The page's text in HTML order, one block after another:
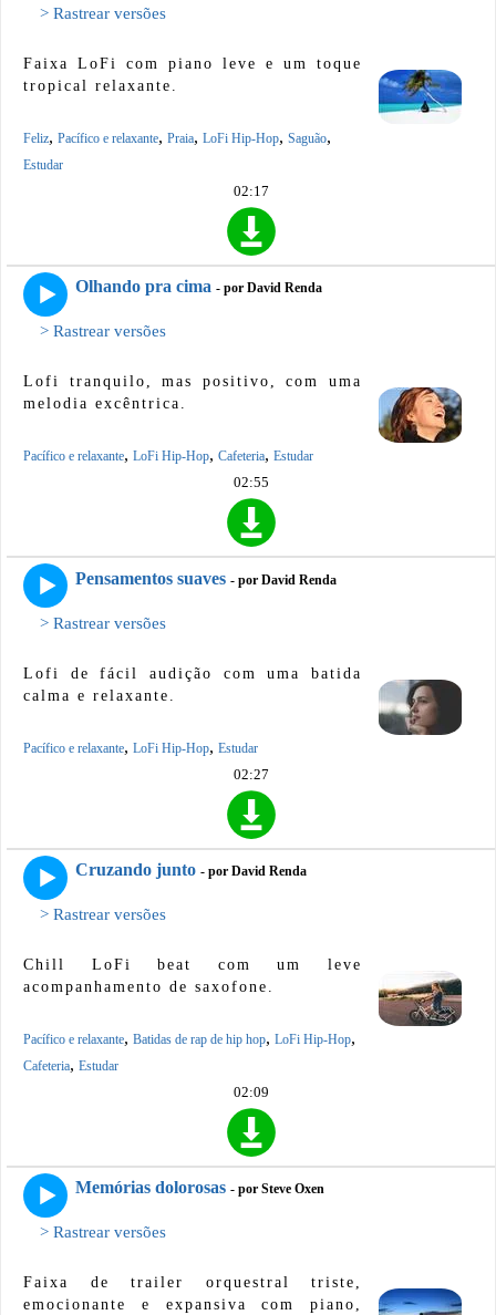
> Rastrear versões
Faixa LoFi com piano leve e um toque
tropical relaxante.
Feliz, Pacífico e relaxante, Praia, LoFi Hip-Hop, Saguão,
Estudar
02:17
Olhando pra cima - por David Renda
> Rastrear versões
Lofi tranquilo, mas positivo, com uma
melodia excêntrica.
Pacífico e relaxante, LoFi Hip-Hop, Cafeteria, Estudar
02:55
Pensamentos suaves - por David Renda
> Rastrear versões
Lofi de fácil audição com uma batida
calma e relaxante.
Pacífico e relaxante, LoFi Hip-Hop, Estudar
02:27
Cruzando junto - por David Renda
> Rastrear versões
Chill LoFi beat com um leve
acompanhamento de saxofone.
Pacífico e relaxante, Batidas de rap de hip hop, LoFi Hip-Hop,
Cafeteria, Estudar
02:09
Memórias dolorosas - por Steve Oxen
> Rastrear versões
Faixa de trailer orquestral triste,
emocionante e expansiva com piano,